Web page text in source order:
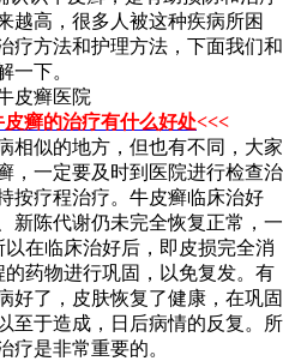
越高，很多人被这种疾病所困
疗方法和护理方法，下面我们和
一下。
皮癣的治疗有什么好处<<<
似的地方，但也有不同，大家
，一定要及时到医院进行检查治
按疗程治疗。牛皮癣临床治好
新陈代谢仍未完全恢复正常，一
在临床治好后，即皮损完全消
药物进行巩固，以免复发。有
好了，皮肤恢复了健康，在巩固
至于造成，日后病情的反复。所
疗是非常重要的。